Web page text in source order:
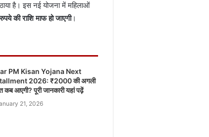
है। इस नई योजना में महिलाओं
की राशि माफ हो जाएगी।
PM Kisan Yojana Next
2026: ₹2000 की अगली
कब आएगी? पूरी जानकारी यहां पढ़ें
21, 2026